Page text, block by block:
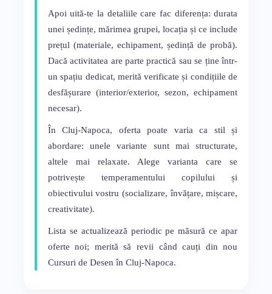
Apoi uită-te la detaliile care fac diferența: durata
unei ședințe, mărimea grupei, locația și ce include
prețul (materiale, echipament, ședință de probă).
Dacă activitatea are parte practică sau se ține într-
un spațiu dedicat, merită verificate și condițiile de
desfășurare (interior/exterior, sezon, echipament
necesar).
În Cluj-Napoca, oferta poate varia ca stil și
abordare: unele variante sunt mai structurate,
altele mai relaxate. Alege varianta care se
potrivește temperamentului copilului și
obiectivului vostru (socializare, învățare, mișcare,
creativitate).
Lista se actualizează periodic pe măsură ce apar
oferte noi; merită să revii când cauți din nou
Cursuri de Desen în Cluj-Napoca.